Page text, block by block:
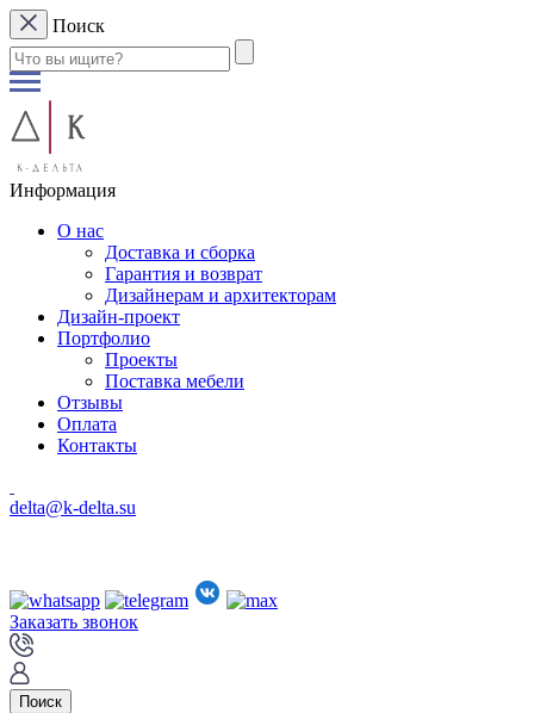
Поиск
Информация
О нас
Доставка и сборка
Гарантия и возврат
Дизайнерам и архитекторам
Дизайн-проект
Портфолио
Проекты
Поставка мебели
Отзывы
Оплата
Контакты
delta@k-delta.su
Заказать звонок
Поиск